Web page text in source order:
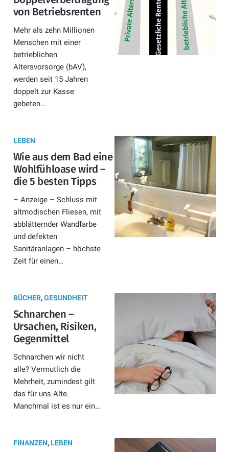
von Betriebsrenten
Mehr als zehn Millionen
Menschen mit einer
betrieblichen
Altersvorsorge (bAV),
werden seit 15 Jahren
doppelt zur Kasse
gebeten…
LEBEN
Wie aus dem Bad eine
Wohlfühloase wird –
die 5 besten Tipps
– Anzeige – Schluss mit
altmodischen Fliesen, mit
abblätternder Wandfarbe
und defekten
Sanitäranlagen – höchste
Zeit für einen…
BÜCHER,GESUNDHEIT
Schnarchen –
Ursachen, Risiken,
Gegenmittel
Schnarchen wir nicht
alle? Vermutlich die
Mehrheit, zumindest gilt
das für uns Alte.
Manchmal ist es nur ein…
FINANZEN,LEBEN